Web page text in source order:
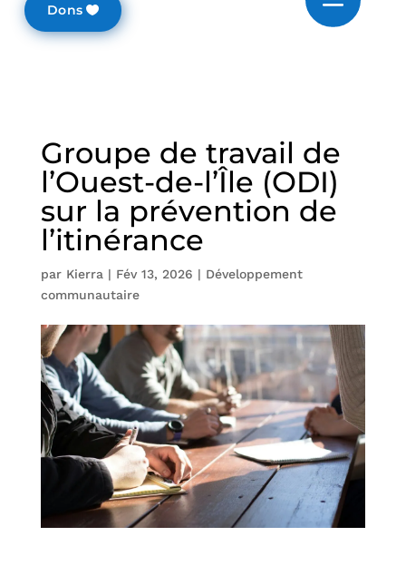
Dons
Groupe de travail de
l’Ouest-de-l’Île (ODI)
sur la prévention de
l’itinérance
par Kierra | Fév 13, 2026 | Développement
communautaire